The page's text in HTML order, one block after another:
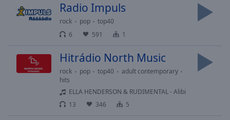
Area
Background
Radio Impuls
rock pop
top40
6
591 1
Hitrádio North Music
rock pop top40
adult contemporary
hits
ELLA HENDERSON & RUDIMENTAL - Alibi
13
346 5